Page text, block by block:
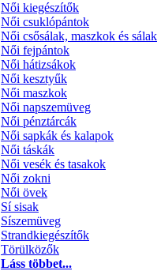
Női kiegészítők
Női csuklópántok
Női csősálak, maszkok és sálak
Női fejpántok
Női hátizsákok
Női kesztyűk
Női maszkok
Női napszemüveg
Női pénztárcák
Női sapkák és kalapok
Női táskák
Női vesék és tasakok
Női zokni
Női övek
Sí sisak
Síszemüveg
Strandkiegészítők
Törülközők
Láss többet...